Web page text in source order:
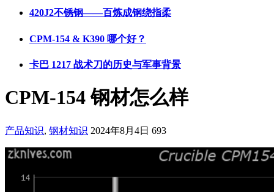
420J2不锈钢——百炼成钢绕指柔
CPM-154 & K390 哪个好？
卡巴 1217 战术刀的历史与军事背景
CPM-154 钢材怎么样
产品知识, 钢材知识 2024年8月4日 693